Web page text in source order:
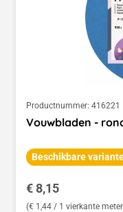
Productnummer: 416221
Vouwbladen -
Beschikbare
Normale prijs:
€ 8,15
(€ 1,44 / 1 vierkante